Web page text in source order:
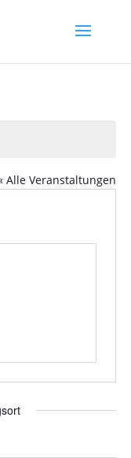
Alle Veranstaltungen